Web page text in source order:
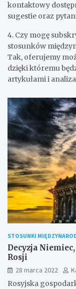
kontaktowy
sugestie oraz
4. Czy mogę
stosunków
Tak, oferujemy
dzięki któremu
artykułami i
STOSUNKI
Decyzja
Rosji
28 marca 2022
Rosyjska